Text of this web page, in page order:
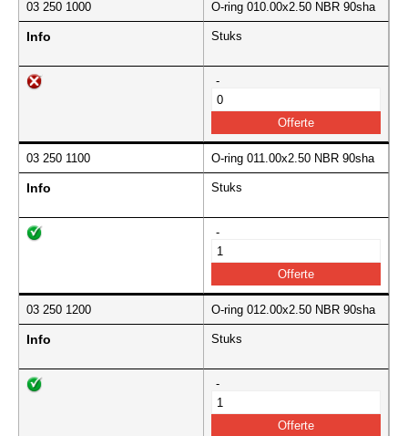
03 250 1000 O-ring 010.00x2.50 NBR 90sha
Info Stuks
-
03 250 1100 O-ring 011.00x2.50 NBR 90sha
Info Stuks
-
03 250 1200 O-ring 012.00x2.50 NBR 90sha
Info Stuks
-